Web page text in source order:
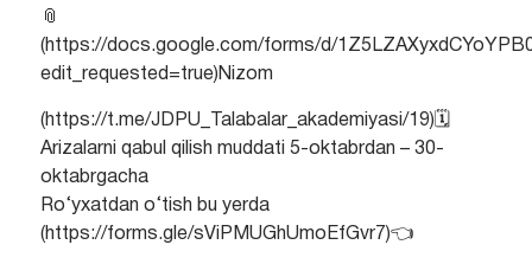
📎
(https://docs.google.com/forms/d/
edit_requested=true)Nizom
(https://t.me/JDPU_Talabalar_akademiyasi/19)🗓
Arizalarni qabul qilish muddati 5-oktabrdan – 30-
oktabrgacha
Ro‘yxatdan o‘tish bu yerda
(https://forms.gle/sViPMUGhUmoEfGvr7)👈